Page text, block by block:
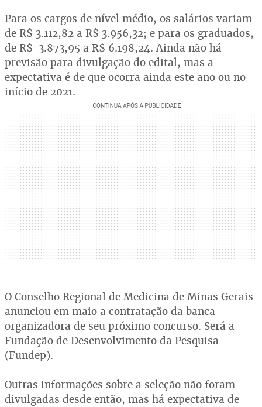
Para os cargos de nível médio, os salários variam
de R$ 3.112,82 a R$ 3.956,32; e para os graduados,
de R$ 3.873,95 a R$ 6.198,24. Ainda não há
previsão para divulgação do edital, mas a
expectativa é de que ocorra ainda este ano ou no
início de 2021.
O Conselho Regional de Medicina de Minas Gerais
anunciou em maio a contratação da banca
organizadora de seu próximo concurso. Será a
Fundação de Desenvolvimento da Pesquisa
(Fundep).
Outras informações sobre a seleção não foram
divulgadas desde então, mas há expectativa de